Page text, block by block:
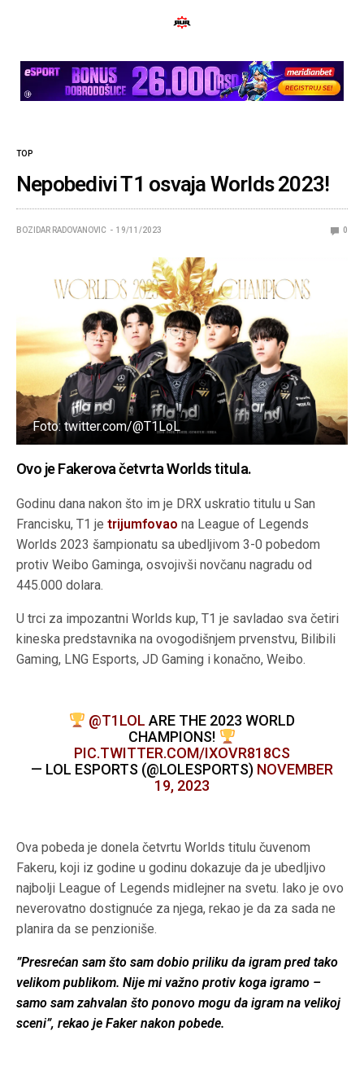
TOP
Nepobedivi T1 osvaja Worlds 2023!
BOZIDAR RADOVANOVIC 19/11/2023 0
Foto: twitter.com/@T1LoL
Ovo je Fakerova četvrta Worlds titula.
Godinu dana nakon što im je DRX uskratio titulu u San
Francisku, T1 jetrijumfovao na League of Legends
Worlds 2023 šampionatu sa ubedljivom 3-0 pobedom
protiv Weibo Gaminga, osvojivši novčanu nagradu od
445.000 dolara.
U trci za impozantni Worlds kup, T1 je savladao sva četiri
kineska predstavnika na ovogodišnjem prvenstvu, Bilibili
Gaming, LNG Esports, JD Gaming i konačno, Weibo.
@T1LOL ARE THE 2023 WORLD
CHAMPIONS!
PIC.TWITTER.COM/IXOVR818CS
— LOL ESPORTS (@LOLESPORTS) NOVEMBER
19, 2023
Ova pobeda je donela četvrtu Worlds titulu čuvenom
Fakeru, koji iz godine u godinu dokazuje da je ubedljivo
najbolji League of Legends midlejner na svetu. Iako je ovo
neverovatno dostignuće za njega, rekao je da za sada ne
planira da se penzioniše.
”Presrećan sam što sam dobio priliku da igram pred tako
velikom publikom. Nije mi važno protiv koga igramo –
samo sam zahvalan što ponovo mogu da igram na velikoj
sceni”, rekao je Faker nakon pobede.